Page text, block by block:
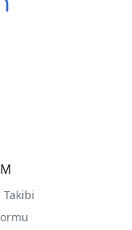
Takibi